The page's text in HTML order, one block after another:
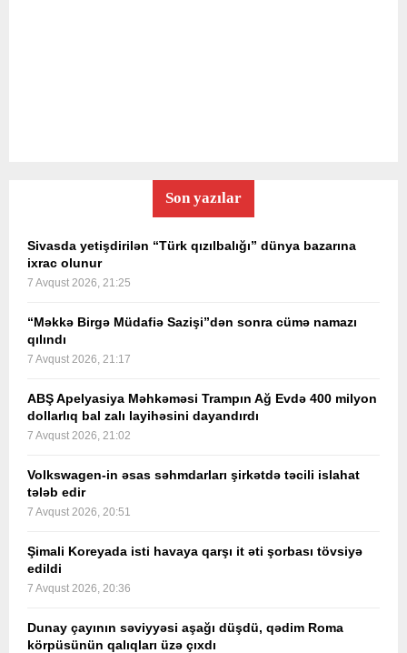
Son yazılar
Sivasda yetişdirilən “Türk qızılbalığı” dünya bazarına
ixrac olunur
7 Avqust 2026, 21:25
“Məkkə Birgə Müdafiə Sazişi”dən sonra cümə namazı
qılındı
7 Avqust 2026, 21:17
ABŞ Apelyasiya Məhkəməsi Trampın Ağ Evdə 400 milyon
dollarlıq bal zalı layihəsini dayandırdı
7 Avqust 2026, 21:02
Volkswagen-in əsas səhmdarları şirkətdə təcili islahat
tələb edir
7 Avqust 2026, 20:51
Şimali Koreyada isti havaya qarşı it əti şorbası tövsiyə
edildi
7 Avqust 2026, 20:36
Dunay çayının səviyyəsi aşağı düşdü, qədim Roma
körpüsünün qalıqları üzə çıxdı